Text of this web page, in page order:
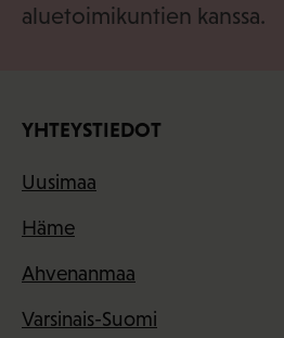
aluetoimikuntien kanssa.
YHTEYSTIEDOT
Uusimaa
Häme
Ahvenanmaa
Varsinais-Suomi